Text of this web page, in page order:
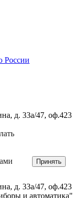
России
д. 33а/47, оф.423
д. 33а/47, оф.423
и автоматика"
Принять